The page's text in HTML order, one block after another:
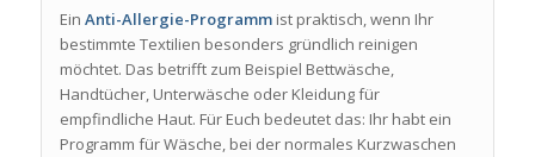
Ein Anti-Allergie-Programmist praktisch, wenn Ihr
bestimmte Textilien besonders gründlich reinigen
möchtet. Das betrifft zum Beispiel Bettwäsche,
Handtücher, Unterwäsche oder Kleidung für
empfindliche Haut. Für Euch bedeutet das: Ihr habt ein
Programm für Wäsche, bei der normales Kurzwaschen